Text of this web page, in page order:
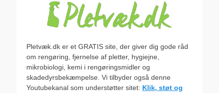
Pletvæk.dk er et GRATIS site, der giver dig gode råd
om rengøring, fjernelse af pletter, hygiejne,
mikrobiologi, kemi i rengøringsmidler og
skadedyrsbekæmpelse. Vi tilbyder også denne
Youtubekanal som understøtter sitet: Klik, støt og